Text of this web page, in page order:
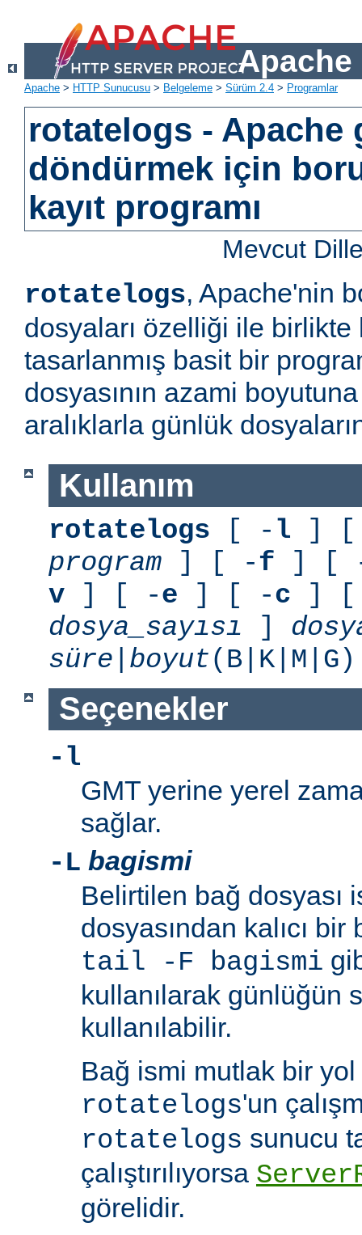
Apache
Apache > HTTP Sunucusu > Belgeleme > Sürüm 2.4 > Programlar
rotatelogs - Apache
döndürmek için
kayıt programı
Mevcut
rotatelogs, Apache'nin
dosyaları özelliği ile
tasarlanmış basit bir
dosyasının azami
aralıklarla günlük
Kullanım
rotatelogs [ - l ] [
program ] [ -f ] [
v ] [ -e ] [ -c ] [
dosya_sayısı ]
süre boyut
Seçenekler
-l
GMT yerine yerel
sağlar.
-L bagismi
Belirtilen bağ dosyası
dosyasından kalıcı
tail -F bagismi
kullanılarak günlüğün
kullanılabilir.
Bağ ismi mutlak bir
rotatelogs'un
rotatelogs sunucu
çalıştırılıyorsa
görelidir.